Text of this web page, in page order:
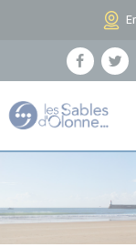
Panneau de gestion